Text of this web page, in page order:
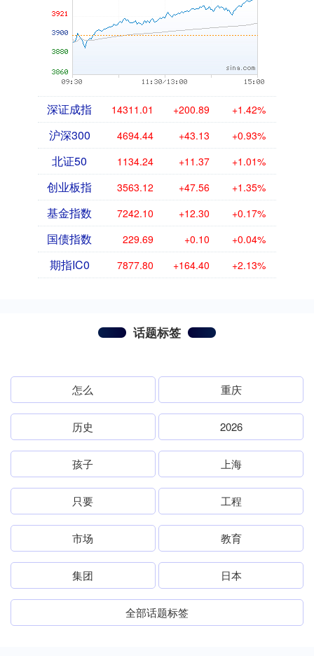
深证成指 14311.01 +200.89 +1.42%
沪深300 4694.44 +43.13 +0.93%
北证50 1134.24 +11.37 +1.01%
创业板指 3563.12 +47.56 +1.35%
基金指数 7242.10 +12.30 +0.17%
国债指数 229.69 +0.10 +0.04%
期指IC0 7877.80 +164.40 +2.13%
话题标签
怎么 重庆
历史 2026
孩子 上海
只要 工程
市场 教育
集团 日本
全部话题标签